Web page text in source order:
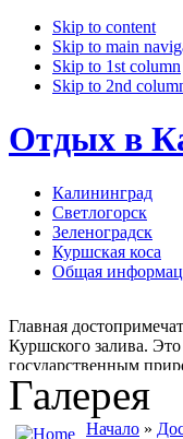
Skip to content
Skip to main
Skip to 1st column
Skip to 2nd
Отдых в
Калининград
Светлогорск
Зеленоградск
Куршская коса
Общая
Главная
Куршского залива.
государственным
Галерея
Начало »